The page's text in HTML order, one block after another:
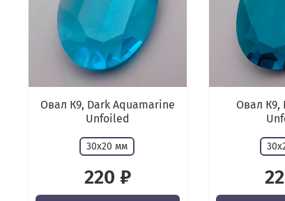
Овал К9, Dark Aquamarine
Unfoiled
30х20 мм
220 ₽
Овал К9,